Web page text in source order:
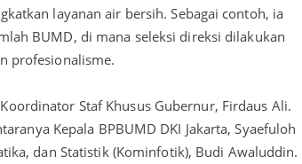
layanan air bersih. Sebagai contoh, ia
BUMD, di mana seleksi direksi dilakukan
profesionalisme.
Staf Khusus Gubernur, Firdaus Ali.
Kepala BPBUMD DKI Jakarta, Syaefuloh
dan Statistik (Kominfotik), Budi Awaluddin.